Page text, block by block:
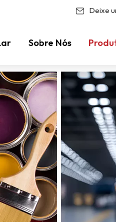
Deixe
Sobre Nós